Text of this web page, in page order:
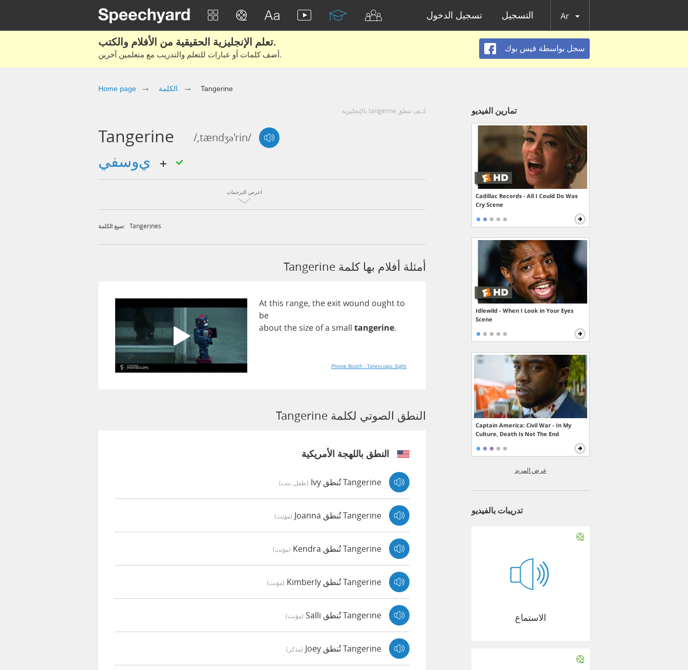
تسجيل الدخول التسجيل Ar
تعلم الإنجليزية الحقيقية من الأفلام والكتب.
أضف كلمات أو عبارات للتعلم والتدريب مع متعلمين آخرين.
سجل بواسطة فيس بوك
Home page الكلمة Tangerine
كيف تنطق tangerine بالإنجليزية
Tangerine /,tændʒə'rin/
اعرض الترجمات
صيغ الكلمة: Tangerines
أمثلة أفلام بها كلمة Tangerine
Atthis range, the exitwound oughtto
be
aboutthe size ofa small tangerine.
Phone Booth - Telescopic Sight
النطق الصوتي لكلمة Tangerine
النطق باللهجة الأمريكية
Tangerine تُنطق Ivy (طفل, بنت)
Tangerine تُنطق Joanna (مؤنث)
Tangerine تُنطق Kendra (مؤنث)
Tangerine تُنطق Kimberly (مؤنث)
Tangerine تُنطق Salli (مؤنث)
Tangerine تُنطق Joey (مذكر)
تمارين الفيديو
Cadillac Records - All I Could Do Was
Cry Scene
Idlewild - When I Look in Your Eyes
Scene
Captain America: Civil War - In My
Culture, Death Is Not The End
عرض المزيد
تدريبات بالفيديو
الاستماع